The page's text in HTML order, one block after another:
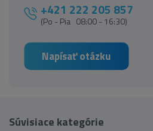
+421 222 205 857
(Po - Pia 08:00 - 16:30)
Napísať otázku
Súvisiace kategórie